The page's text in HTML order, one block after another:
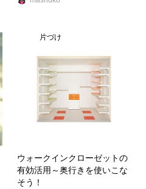
片づけ
ウォークインクローゼットの
有効活用～奥行きを使いこな
そう！